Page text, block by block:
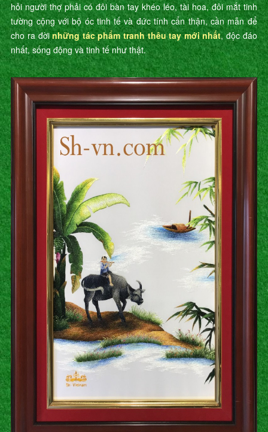
hỏi người thợ phải có đôi bàn tay khéo léo, tài hoa, đôi mắt tinh
tường cộng với bộ óc tinh tế và đức tính cẩn thận, cần mẫn để
cho ra đờinhững tác phẩm tranh thêu tay mới nhất, độc đáo
nhất, sống động và tinh tế như thật.